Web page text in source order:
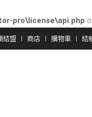
pro\license\api.php
結盟 商店 購物車 結